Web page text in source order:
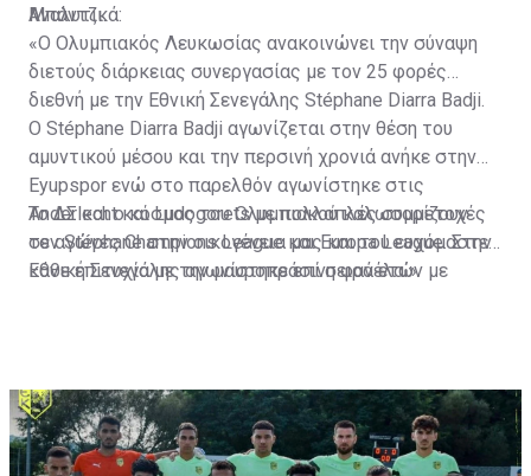
Μπάντζι.
Αναλυτικά:
«Ο Ολυμπιακός Λευκωσίας ανακοινώνει την σύναψη
διετούς διάρκειας συνεργασίας με τον 25 φορές
διεθνή με την Εθνική Σενεγάλης Stéphane Diarra Badji.
Ο Stéphane Diarra Badji αγωνίζεται στην θέση του
αμυντικού μέσου και την περσινή χρονιά ανήκε στην
Eyupspor ενώ στο παρελθόν αγωνίστηκε στις
Anderlecht και Ludogorets με πολλαπλές συμμετοχές
σε αγώνες Champions League και Europa League. Στην
Εθνική Σενεγάλης αγωνίστηκε επί σειρά ετών με
άριστη τοποθέτηση σε όλο τον χώρο του κέντρου.
Το ΔΣ και ο κόσμος του Ολυμπιακού καλωσορίζουν
τον Stéphane στην οικογένεια μας και του ευχόμαστε
κάθε επιτυχία με την μαυροπράσινη φανέλα.»